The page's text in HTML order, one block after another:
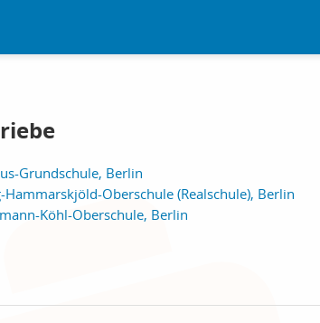
Grundschule, Berlin
Hammarskjöld-Oberschule (Realschule), Berlin
Köhl-Oberschule, Berlin